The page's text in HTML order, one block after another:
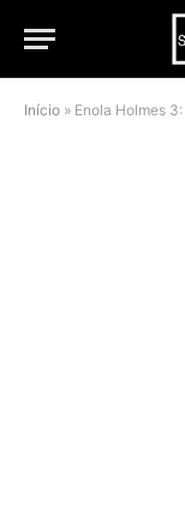
Início » Enola Holmes 3: final